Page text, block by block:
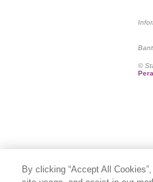
©
By clicking “Accept All